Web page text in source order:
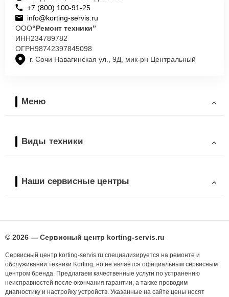
г. Сочи Навагинская ул., 9Д, мик-рн Центральный
+7 (800) 100-91-25
info@korting-servis.ru
ООО“Ремонт техники”
ИНН234789782
ОГРН98742397845098
Меню
Виды техники
Наши сервисные центры
© 2026 — Сервисный центр korting-servis.ru
Сервисный центр korting-servis.ru специализируется на ремонте и
обслуживании техники Korting, но не является официальным сервисным
центром бренда. Предлагаем качественные услуги по устранению
неисправностей после окончания гарантии, а также проводим
диагностику и настройку устройств. Указанные на сайте цены носят